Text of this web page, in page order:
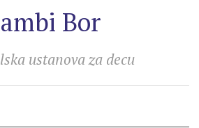
Bor
ustanova za decu